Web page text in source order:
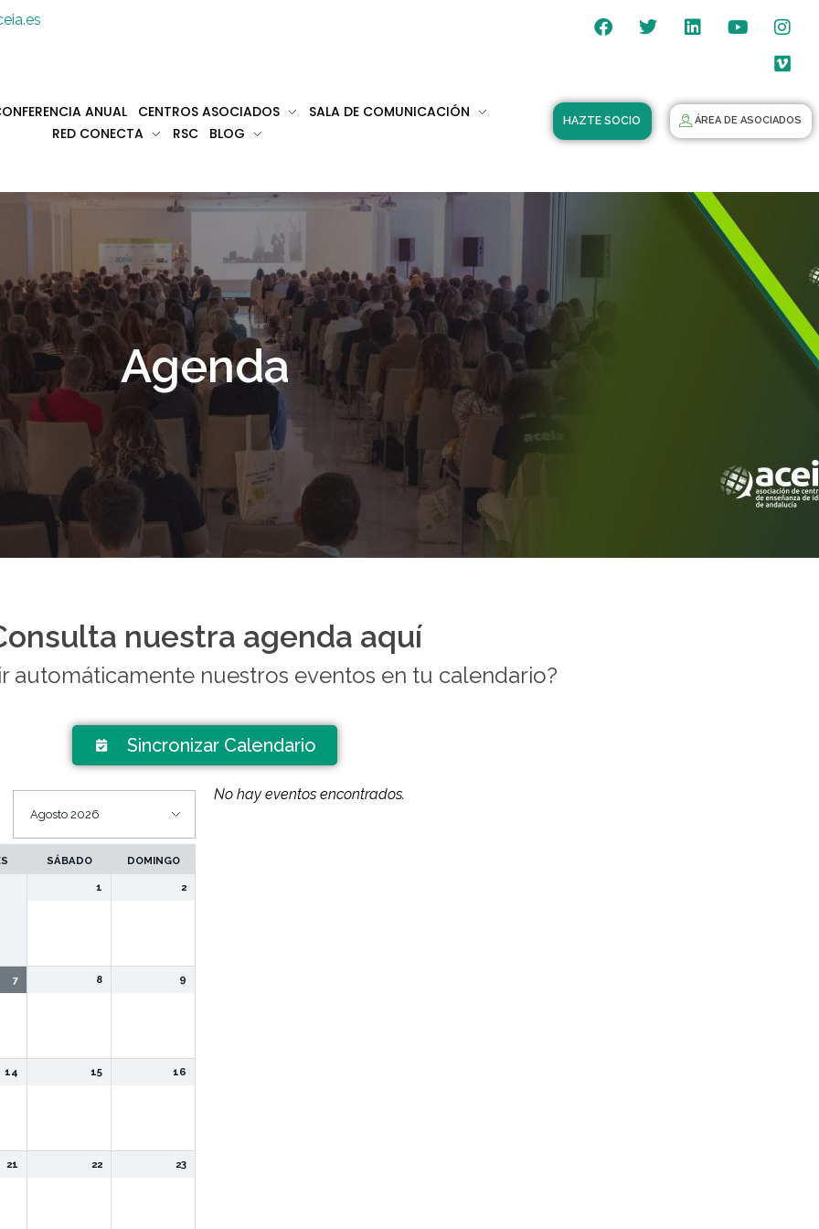
ANUAL CENTROS ASOCIADOS
SALA DE COMUNICACIÓN
RED CONECTA
RSC BLOG
HAZTE SOCIO ÁREA DE ASOCIADOS
Agenda
nuestra agenda aquí
automáticamente nuestros eventos en tu calendario?
Sincronizar Calendario
SÁBADO DOMINGO
1 2
7 8 9
14 15 16
21 22 23
No hay eventos encontrados.